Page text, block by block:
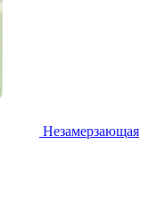
Незамерзающая